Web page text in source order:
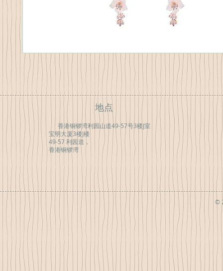
地点
香港铜锣湾利园山道49-57号3楼J室
宝明大厦3楼J楼
49-57 利园道，
香港铜锣湾
©